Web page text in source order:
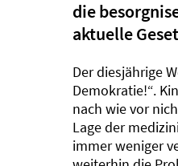
die
aktuelle
Der diesjährige
Demokratie!“.
nach wie vor
Lage der
immer weniger